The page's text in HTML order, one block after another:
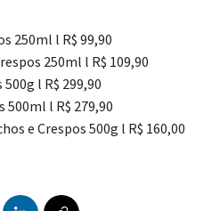
250ml l R$ 99,90
250ml l R$ 109,90
500g l R$ 299,90
500ml l R$ 279,90
e Crespos 500g l R$ 160,00